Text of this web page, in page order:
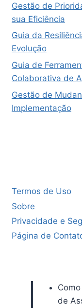
Gestão de
sua Eficiência
Guia da
Evolução
Guia de
Colaborativa de
Gestão de
Implementação
Termos de Uso
Sobre
Privacidade e
Página de
de